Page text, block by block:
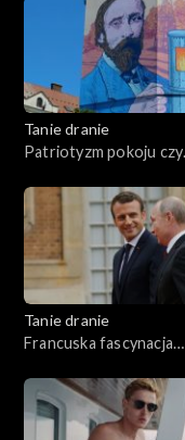
Tanie dranie
Patriotyzm pokoju czy
Tanie dranie
Francuska fascynacja